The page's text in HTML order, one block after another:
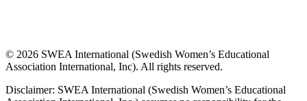
© 2026 SWEA International (Swedish Women’s Educational
Association International, Inc). All rights reserved.
Disclaimer: SWEA International (Swedish Women’s Educational